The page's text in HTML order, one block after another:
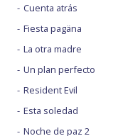
Cuenta atrás
Fiesta pagäna
La otra madre
Un plan perfecto
Resident Evil
Esta soledad
Noche de paz 2